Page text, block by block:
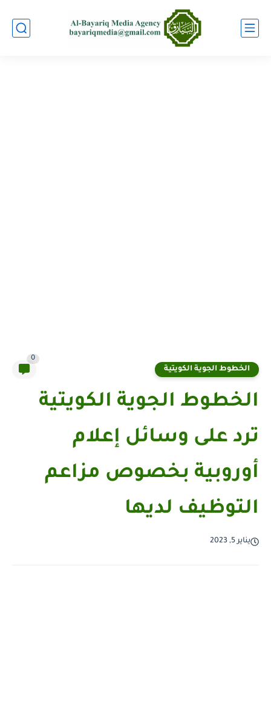
الخطوط الجوية الكويتية
0
الخطوط الجوية الكويتية
ترد على وسائل إعلام
أوروبية بخصوص مزاعم
التوظيف لديها
يناير 5, 2023